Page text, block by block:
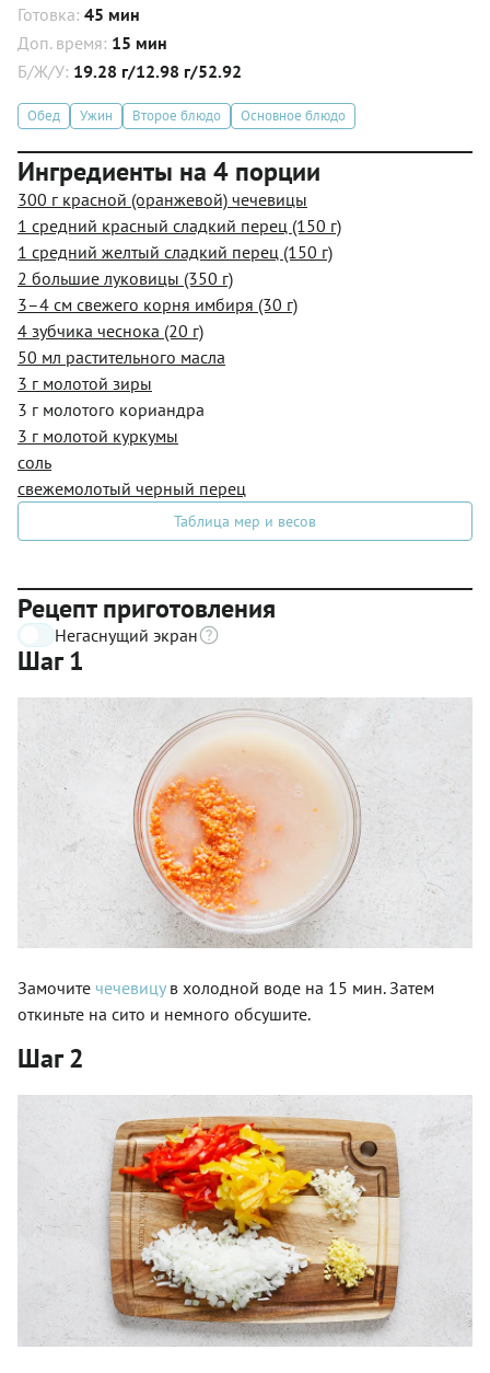
Готовка: 45 мин
Доп. время: 15 мин
Б/Ж/У: 19.28 г/12.98 г/52.92
Обед Ужин Второе блюдо Основное блюдо
Ингредиенты на 4 порции
300 г красной (оранжевой) чечевицы
1 средний красный сладкий перец (150 г)
1 средний желтый сладкий перец (150 г)
2 большие луковицы (350 г)
3–4 см свежего корня имбиря (30 г)
4 зубчика чеснока (20 г)
50 мл растительного масла
3 г молотой зиры
3 г молотого кориандра
3 г молотой куркумы
соль
свежемолотый черный перец
Таблица мер и весов
Рецепт приготовления
Негаснущий экран
Шаг 1
Замочите чечевицув холодной воде на 15 мин. Затем
откиньте на сито и немного обсушите.
Шаг 2